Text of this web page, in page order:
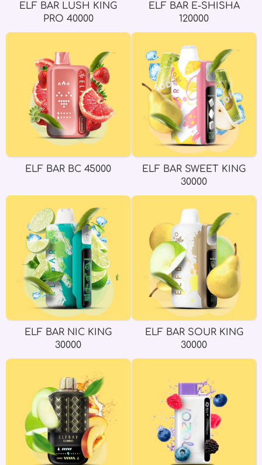
ELF BAR LUSH KING
PRO 40000
ELF BAR E-SHISHA
120000
ELF BAR BC 45000
ELF BAR SWEET KING
30000
ELF BAR NIC KING
30000
ELF BAR SOUR KING
30000